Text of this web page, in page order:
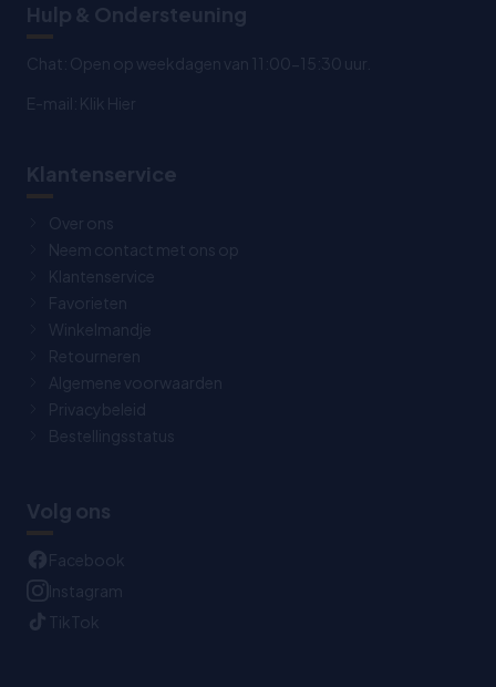
Hulp & Ondersteuning
Chat: Open op weekdagen van 11:00-15:30 uur.
E-mail: Klik Hier
Klantenservice
Over ons
Neem contact met ons op
Klantenservice
Favorieten
Winkelmandje
Retourneren
Algemene voorwaarden
Privacybeleid
Bestellingsstatus
Volg ons
Facebook
Instagram
TikTok